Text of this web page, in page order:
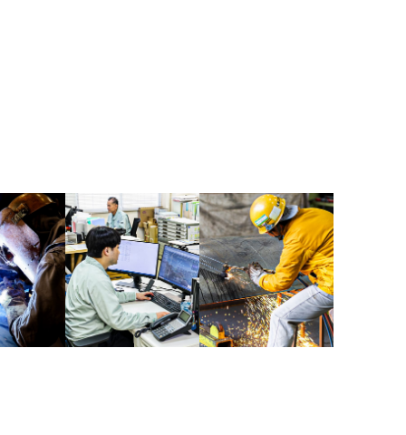
企業理念
会社概要
事業内容
沿革